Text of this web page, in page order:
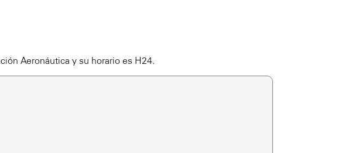
Aeronáutica y su horario es H24.